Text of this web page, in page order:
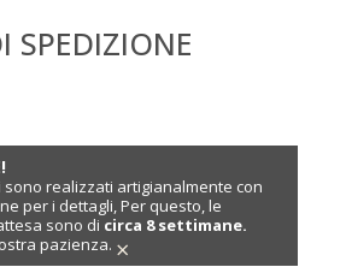
SPEDIZIONE
realizzati artigianalmente con
per i dettagli, Per questo, le
sono di circa 8 settimane.
pazienza. ×